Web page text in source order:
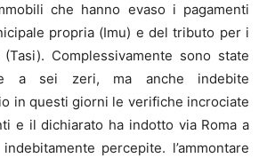
che hanno evaso i pagamenti
propria (Imu) e del tributo per i
Complessivamente sono state
a sei zeri, ma anche indebite
in questi giorni le verifiche incrociate
e il dichiarato ha indotto via Roma a
percepite. l’ammontare